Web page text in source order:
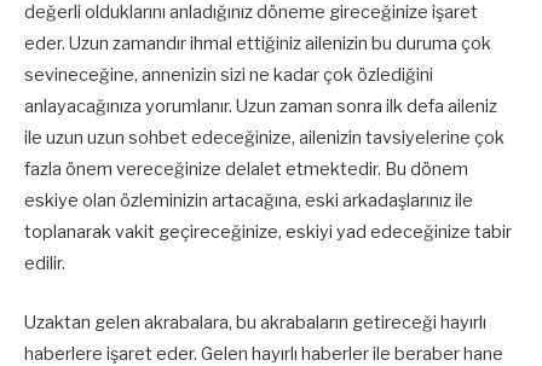
değerli olduklarını anladığınız döneme gireceğinize işaret
eder. Uzun zamandır ihmal ettiğiniz ailenizin bu duruma çok
sevineceğine, annenizin sizi ne kadar çok özlediğini
anlayacağınıza yorumlanır. Uzun zaman sonra ilk defa aileniz
ile uzun uzun sohbet edeceğinize, ailenizin tavsiyelerine çok
fazla önem vereceğinize delalet etmektedir. Bu dönem
eskiye olan özleminizin artacağına, eski arkadaşlarınız ile
toplanarak vakit geçireceğinize, eskiyi yad edeceğinize tabir
edilir.
Uzaktan gelen akrabalara, bu akrabaların getireceği hayırlı
haberlere işaret eder. Gelen hayırlı haberler ile beraber hane